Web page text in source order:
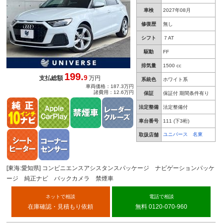
車検 2027年08月
修復歴 無し
シフト ７AT
駆動 FF
排気量 1500 cc
系統色 ホワイト系
保証 保証付 期間条件有り
法定整備 法定整備付
車台番号 111 (下3桁)
取扱店舗 ユニバース 名東
支払総額199.9 万円
車両価格：187.3万円
諸費用：12.6万円
[東海:愛知県] コンビニエンスアシスタンスパッケージ ナビゲーションパッケ
ージ 純正ナビ バックカメラ 禁煙車
ネットで相談
在庫確認・見積もり依頼
電話で相談
無料 0120-070-960